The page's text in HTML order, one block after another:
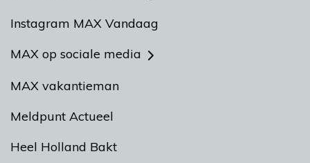
Instagram MAX Vandaag
MAX op sociale media
MAX vakantieman
Meldpunt Actueel
Heel Holland Bakt